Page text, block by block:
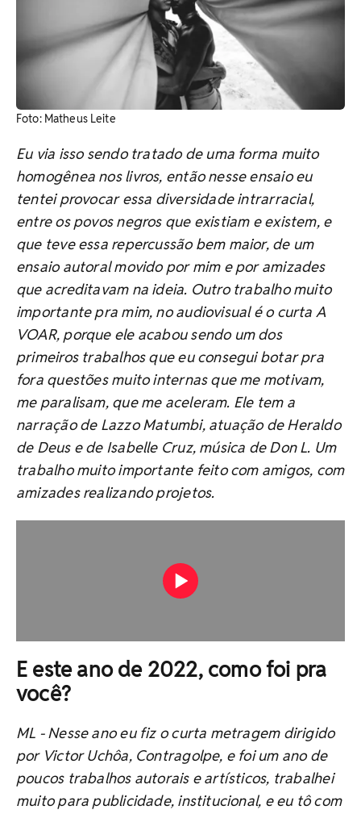
Foto: Matheus Leite
Eu via isso sendo tratado de uma forma muito
homogênea nos livros, então nesse ensaio eu
tentei provocar essa diversidade intrarracial,
entre os povos negros que existiam e existem, e
que teve essa repercussão bem maior, de um
ensaio autoral movido por mim e por amizades
que acreditavam na ideia. Outro trabalho muito
importante pra mim, no audiovisual é o curta A
VOAR, porque ele acabou sendo um dos
primeiros trabalhos que eu consegui botar pra
fora questões muito internas que me motivam,
me paralisam, que me aceleram. Ele tem a
narração de Lazzo Matumbi, atuação de Heraldo
de Deus e de Isabelle Cruz, música de Don L. Um
trabalho muito importante feito com amigos, com
amizades realizando projetos.
E este ano de 2022, como foi pra
você?
ML -Nesse ano eu fiz o curta metragem dirigido
por Victor Uchôa, Contragolpe, e foi um ano de
poucos trabalhos autorais e artísticos, trabalhei
muito para publicidade, institucional, e eu tô com